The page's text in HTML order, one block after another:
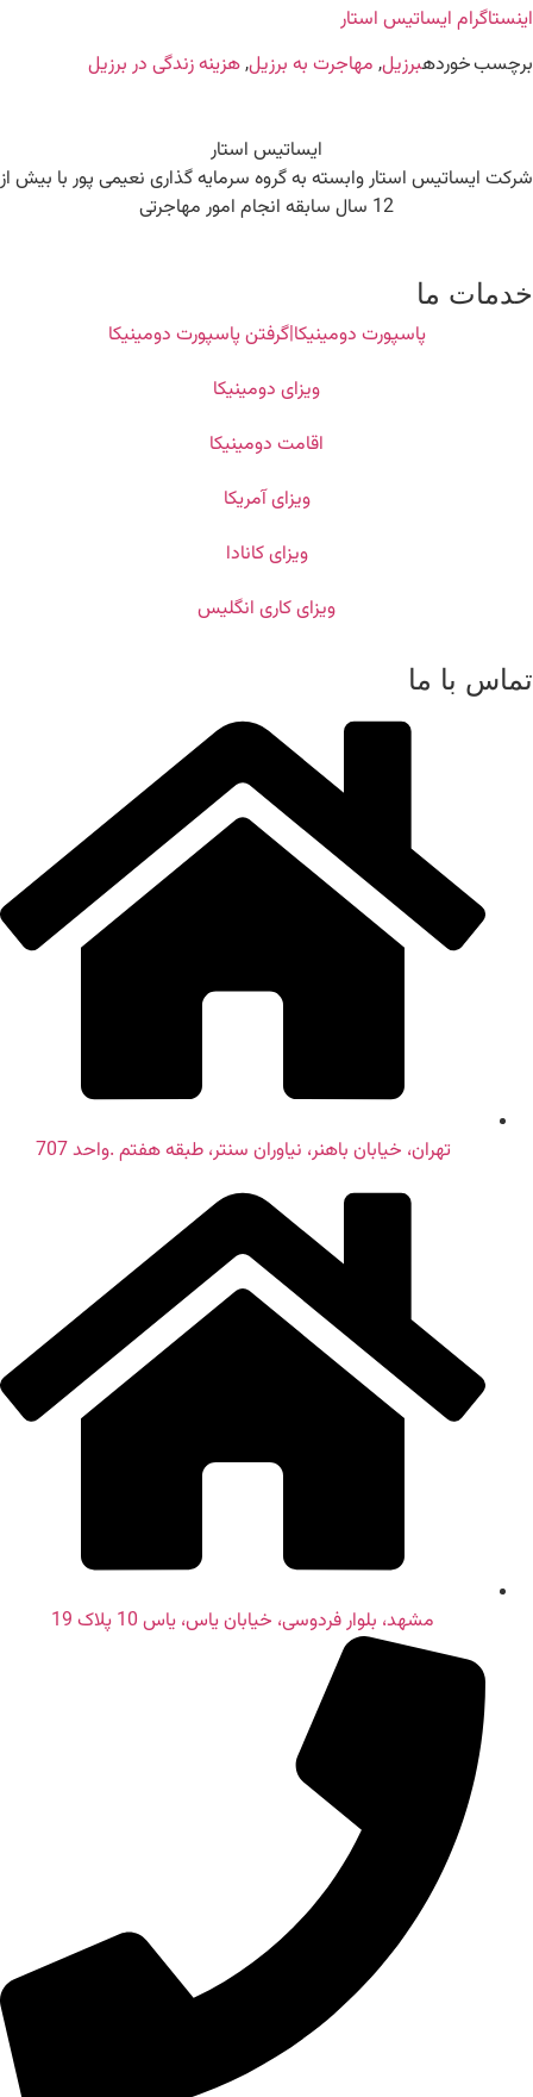
اینستاگرام ایساتیس استار
برچسب خوردهبرزیل, مهاجرت به برزیل,هزینه زندگی در برزیل
ایساتیس استار
شرکت ایساتیس استار وابسته به گروه سرمایه گذاری نعیمی پور با بیش از
12 سال سابقه انجام امور مهاجرتی
خدمات ما
پاسپورت دومینیکا|گرفتن پاسپورت دومینیکا
ویزای دومینیکا
اقامت دومینیکا
ویزای آمریکا
ویزای کانادا
ویزای کاری انگلیس
تماس با ما
تهران، خیابان باهنر، نیاوران سنتر، طبقه هفتم .واحد 707
مشهد، بلوار فردوسی، خیابان یاس، یاس 10 پلاک 19